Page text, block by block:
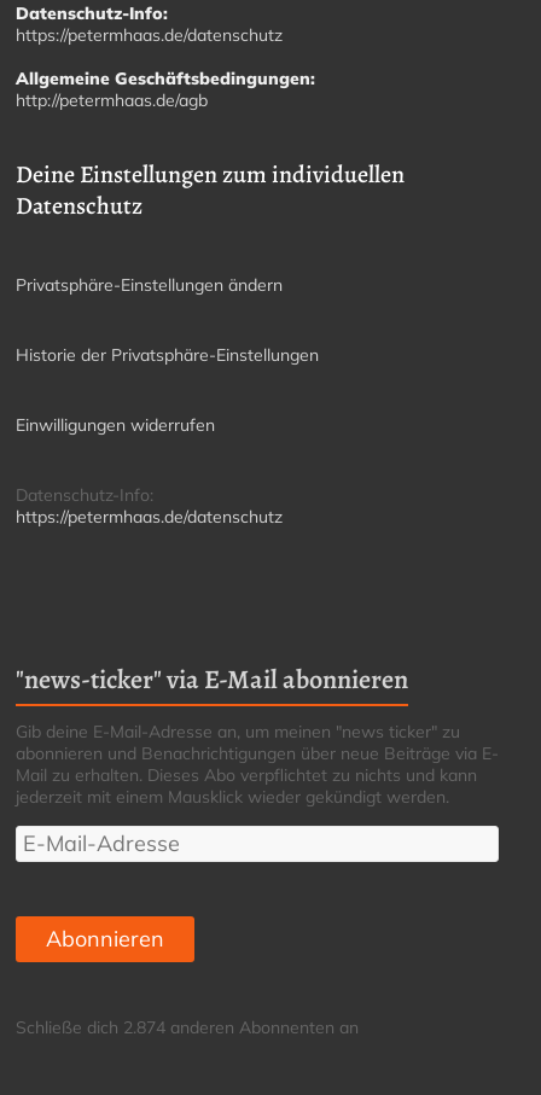
Datenschutz-Info:
https://petermhaas.de/datenschutz
Allgemeine Geschäftsbedingungen:
http://petermhaas.de/agb
Deine Einstellungen zum individuellen
Datenschutz
Privatsphäre-Einstellungen ändern
Historie der Privatsphäre-Einstellungen
Einwilligungen widerrufen
Datenschutz-Info:
https://petermhaas.de/datenschutz
"news-ticker" via E-Mail abonnieren
Gib deine E-Mail-Adresse an, um meinen "news ticker" zu
abonnieren und Benachrichtigungen über neue Beiträge via E-
Mail zu erhalten. Dieses Abo verpflichtet zu nichts und kann
jederzeit mit einem Mausklick wieder gekündigt werden.
E-
Mail-
Abonnieren
Schließe dich 2.874 anderen Abonnenten an